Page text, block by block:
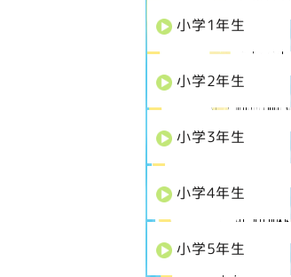
小学1年生
小学2年生
小学3年生
小学4年生
小学5年生